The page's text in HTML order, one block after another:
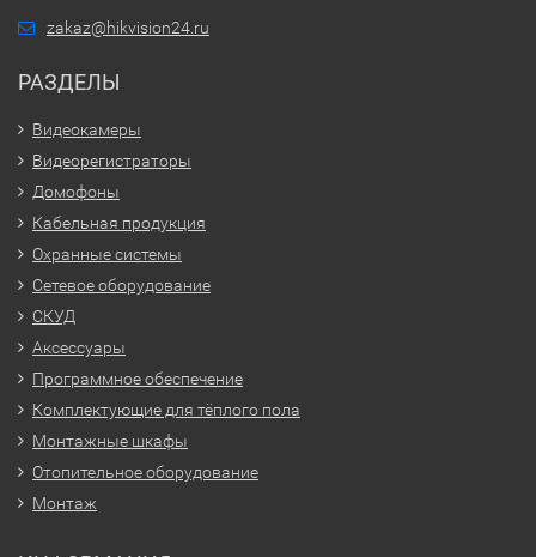
zakaz@hikvision24.ru
РАЗДЕЛЫ
Видеокамеры
Видеорегистраторы
Домофоны
Кабельная продукция
Охранные системы
Сетевое оборудование
СКУД
Аксессуары
Программное обеспечение
Комплектующие для тёплого пола
Монтажные шкафы
Отопительное оборудование
Монтаж